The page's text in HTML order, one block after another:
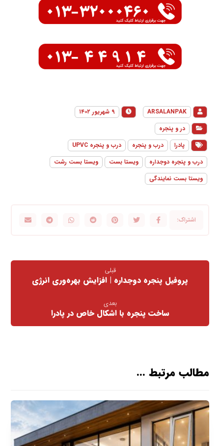
ARSALANPAK
۹ شهریور ۱۴۰۲
در و پنجره
پادرا
درب و پنجره
درب و پنجره UPVC
درب و پنجره دوجداره
ویستا بست
ویستا بست رشت
ویستا بست نمایندگی
قبلی
پروفیل پنجره دوجداره | افزایش بهره‌وری انرژی
بعدی
ساخت پنجره با اشکال خاص در پادرا
مطالب مرتبط ...